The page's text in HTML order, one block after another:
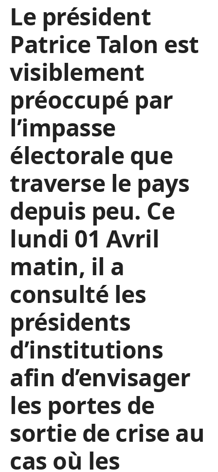
Le président
Patrice Talon est
visiblement
préoccupé par
l’impasse
électorale que
traverse le pays
depuis peu. Ce
lundi 01 Avril
matin, il a
consulté les
présidents
d’institutions
afin d’envisager
les portes de
sortie de crise au
cas où les